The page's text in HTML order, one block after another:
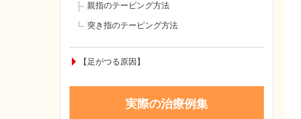
親指のテーピング方法
突き指のテーピング方法
【足がつる原因】
実際の治療例集